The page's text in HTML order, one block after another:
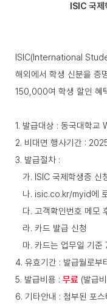
ISIC 국제
ISIC(International
해외에서 학생 신분을 증
150,000여 학생 할인 혜
1. 발급대상 : 동국대학교
2. 비대면 행사기간 :
3. 발급절차 :
가. ISIC 국제학생증 신
나. isic.co.kr/myid에
다. 고객확인번호 메모
라. 카드 발급 신청
마. 카드는 업무일 기준
4. 유효기간 : 발급월로부
5. 발급비용 : 무료 (발급
6. 기타안내 : 첨부된 포스